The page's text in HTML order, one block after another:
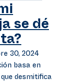
se dé
30, 2024
basa en
que desmitifica